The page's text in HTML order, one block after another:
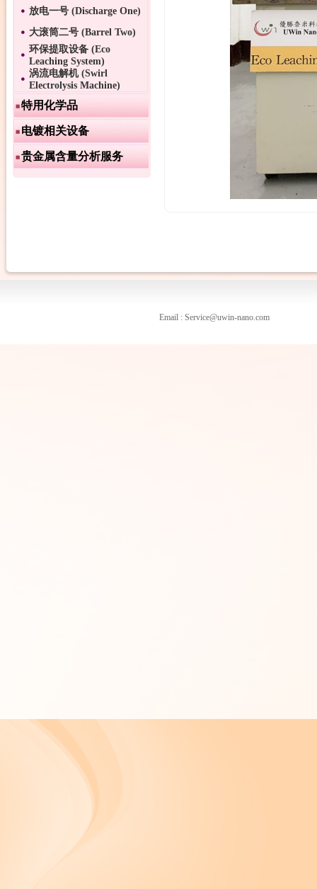
放电一号 (Discharge One)
大滚筒二号 (Barrel Two)
环保提取设备 (Eco
Leaching System)
涡流电解机 (Swirl
Electrolysis Machine)
特用化学品
电镀相关设备
贵金属含量分析服务
Email : Service@uwin-nano.com